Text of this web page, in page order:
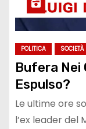
POLITICA SOCIETÀ
Bufera Nei
Espulso?
Le ultime ore
l’ex leader del